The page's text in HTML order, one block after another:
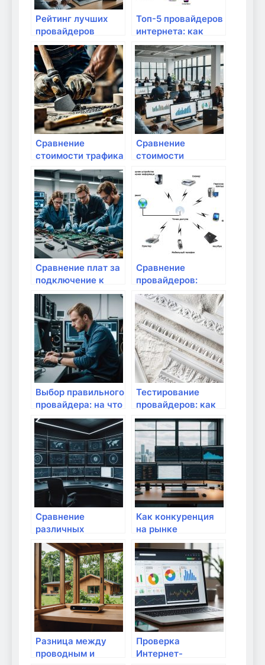
Рейтинг лучших
провайдеров
интернет-услуг
Топ-5 провайдеров
интернета: как
выбрать лучшего
Сравнение
стоимости трафика
у различных
провайдеров
Сравнение
стоимости
подключения
интернета от
разных
провайдеров
Сравнение плат за
подключение к
интернету
Сравнение
провайдеров:
тарифы и скорость
интернета
Выбор правильного
провайдера: на что
обратить внимание
Тестирование
провайдеров: как
правильно
сравнить?
Сравнение
различных
интернет-планов:
какие предлагают
провайдеры?
Как конкуренция
на рынке
провайдеров
влияет на услуги
Разница между
проводным и
Проверка
Интернет-